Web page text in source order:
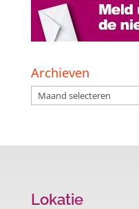
Archieven
Archieven
Lokatie